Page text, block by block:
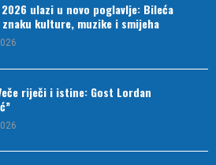
ulazi u novo poglavlje: Bileća
kulture, muzike i smijeha
riječi i istine: Gost Lordan